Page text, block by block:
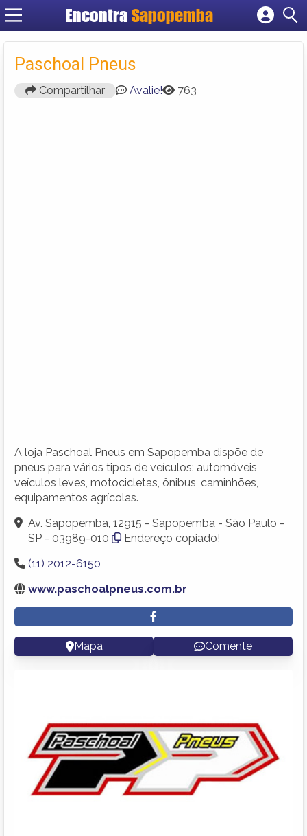
Encontra Sapopemba
Cadastrar empresa
Paschoal Pneus
Compartilhar Avalie! 763
A loja Paschoal Pneus em Sapopemba dispõe de
pneus para vários tipos de veículos: automóveis,
veículos leves, motocicletas, ônibus, caminhões,
equipamentos agrícolas.
Av. Sapopemba, 12915 - Sapopemba - São Paulo -
SP - 03989-010
Endereço copiado!
(11) 2012-6150
www.paschoalpneus.com.br
Mapa Comente